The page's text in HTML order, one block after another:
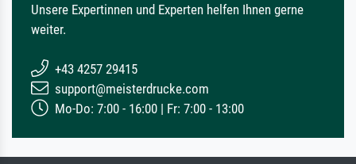
Unsere Expertinnen und Experten helfen Ihnen gerne
weiter.
+43 4257 29415
support@meisterdrucke.com
Mo-Do: 7:00 - 16:00 | Fr: 7:00 - 13:00